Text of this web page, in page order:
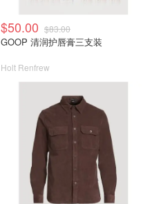
$50.00 $83.00
GOOP 清润护唇膏三支装
Holt Renfrew